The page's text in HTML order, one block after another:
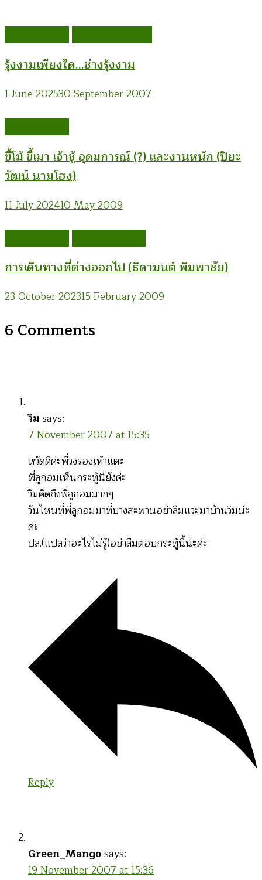
รุ้งงามเพียงใด…ช่างรุ้งงาม
1 June 202530 September 2007
ขี้โม้ ขี้เมา เจ้าชู้ อุดมการณ์ (?) และงานหนัก (ปิยะ
วัฒน์ นามโฮง)
11 July 202410 May 2009
การเดินทางที่ต่างออกไป (ธิดามนต์ พิมพาชัย)
23 October 202315 February 2009
6 Comments
วิม says:
7 November 2007 at 15:35
หวัดดีค่ะพี่วงรองเท้าแตะ
พี่ลูกอมเห็นกระทู้นี่ยังค่ะ
วิมคิดถึงพี่ลูกอมมากๆ
วันไหนที่พี่ลูกอมมาที่บางสะพานอย่าลืมแวะมาบ้านวิมน่ะ
ค่ะ
ปล.(แปลว่าอะไรไม่รู้)อย่าลืมตอบกระทู้นี้น่ะค่ะ
Reply
Green_Mangosays:
19 November 2007 at 15:36